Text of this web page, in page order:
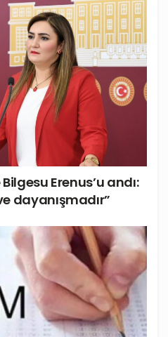
Bilgesu Erenus’u andı:
dayanışmadır”